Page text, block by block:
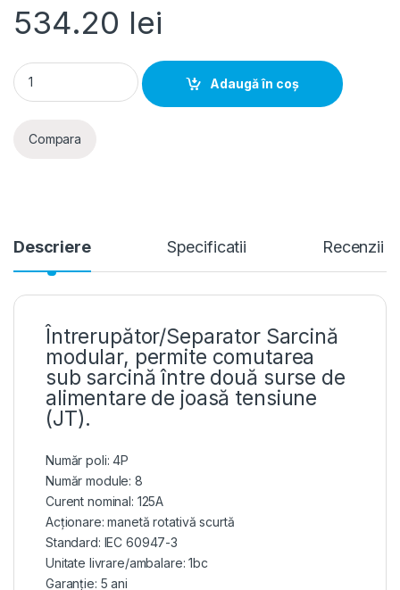
534.20 lei
Hager- Intrerupator/Separator Sarcina 4P, 125A, separare
Adaugă în coș
Compara
Descriere Specificatii Recenzii
Întrerupător/Separator Sarcină
modular, permite comutarea
sub sarcină între două surse de
alimentare de joasă tensiune
(JT).
Număr poli: 4P
Număr module: 8
Curent nominal: 125A
Acționare: manetă rotativă scurtă
Standard: IEC 60947-3
Unitate livrare/ambalare: 1bc
Garanție: 5 ani